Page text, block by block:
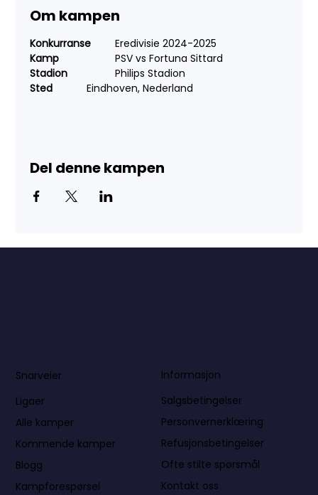
Om kampen
Konkurranse
Eredivisie 2024-2025
Kamp
PSV vs Fortuna Sittard
Stadion
Philips Stadion
Sted
Eindhoven, Nederland
Del denne kampen
Snarveier
Ligaer
Alle kamper
Kommende kamper
Blogg
Kampforespørsel
Informasjon
Salgsbetingelser
Personvernerklæring
Refusjonsbetingelser
Ofte stilte spørsmål
Kontakt oss